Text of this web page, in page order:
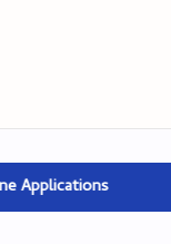
✔ Banking &